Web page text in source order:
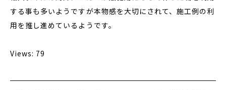
する事も多いようですが本物感を大切にされて、施工例の利
用を推し進めているようです。
Views: 79